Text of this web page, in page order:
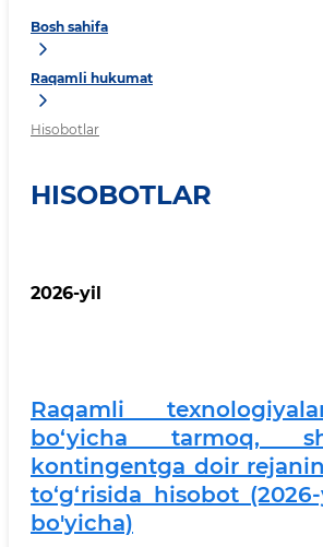
Bosh sahifa
Raqamli hukumat
Hisobotlar
HISOBOTLAR
2026-yil
Raqamli
bo‘yicha tarmoq,
kontingentga doir
to‘g‘risida hisobot
bo'yicha)